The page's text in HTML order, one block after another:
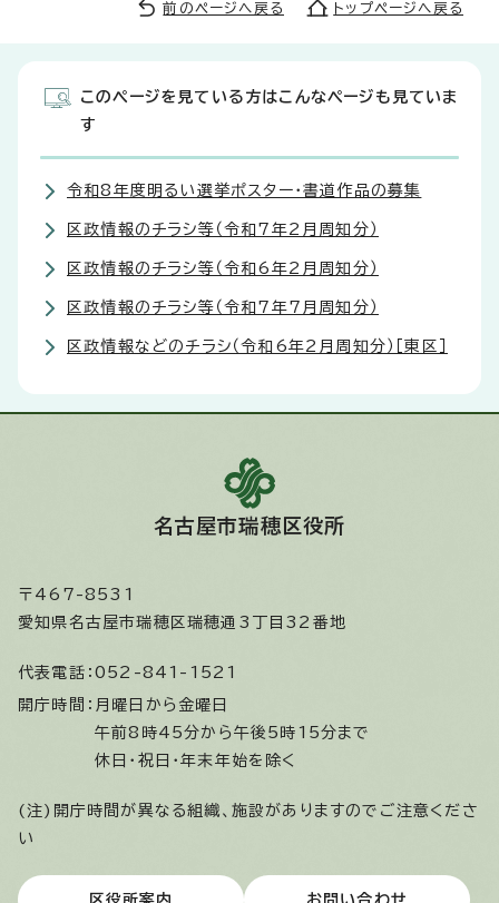
前のページへ戻る トップページへ戻る
このページを見ている方はこんなページも見ていま
す
令和8年度明るい選挙ポスター・書道作品の募集
区政情報のチラシ等（令和7年2月周知分）
区政情報のチラシ等（令和6年2月周知分）
区政情報のチラシ等（令和7年7月周知分）
区政情報などのチラシ（令和6年2月周知分）［東区］
名古屋市瑞穂区役所
〒467-8531
愛知県名古屋市瑞穂区瑞穂通3丁目32番地
代表電話： 052-841-1521
開庁時間： 月曜日から金曜日
午前8時45分から午後5時15分まで
休日・祝日・年末年始を除く
(注)開庁時間が異なる組織、施設がありますのでご注意くださ
い